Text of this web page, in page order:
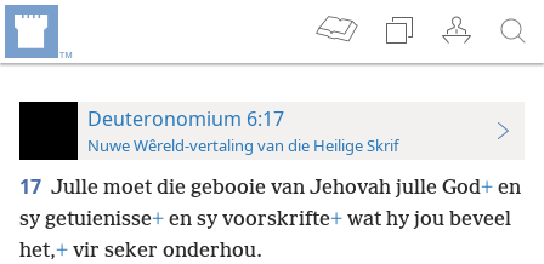
Deuteronomium 6:17
Nuwe Wêreld-vertaling van die Heilige Skrif
17 Julle moet die gebooie van Jehovah julle God+ en
sy getuienisse+ en sy voorskrifte+ wat hy jou beveel
het,+ vir seker onderhou.